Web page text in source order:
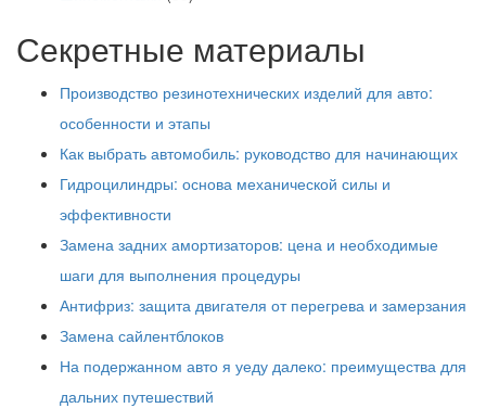
Секретные материалы
Производство резинотехнических изделий для авто:
особенности и этапы
Как выбрать автомобиль: руководство для начинающих
Гидроцилиндры: основа механической силы и
эффективности
Замена задних амортизаторов: цена и необходимые
шаги для выполнения процедуры
Антифриз: защита двигателя от перегрева и замерзания
Замена сайлентблоков
На подержанном авто я уеду далеко: преимущества для
дальних путешествий